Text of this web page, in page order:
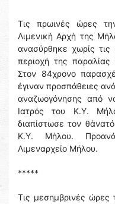
Τις πρωινές ώρες
Λιμενική Αρχή της
ανασύρθηκε χωρίς
περιοχή της
Στον 84χρονο
έγιναν προσπάθειες
αναζωογόνησης από
Ιατρός του Κ.Υ.
διαπίστωσε τον
Κ.Υ. Μήλου.
Λιμεναρχείο Μήλου.
*****
Τις μεσημβρινές